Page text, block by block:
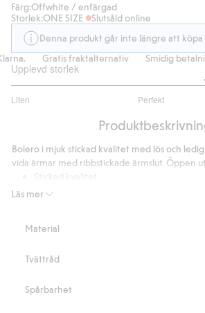
Färg:Offwhite / enfärgad
Storlek:ONE SIZE
Slutsåld online
Denna produkt går inte längre att köpa
Gratis fraktalternativ Smidig
Upplevd storlek
Liten Perfekt
utav
5
betyg
Läs mer
Bolero i mjuk stickad kvalitet med lös och
vida ärmar med ribbstickade ärmslut. Öppen
Långa ärmar
Innehåller 55% återvunnen polyester
Blended Recycled Polyester
Material
Tvättråd
Spårbarhet